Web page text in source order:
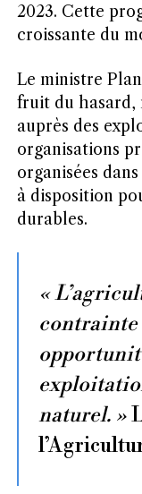
2023. Cette
croissante du
Le ministre
fruit du hasard,
auprès des
organisations
organisées
à disposition
durables.
«
contrainte
naturel. »